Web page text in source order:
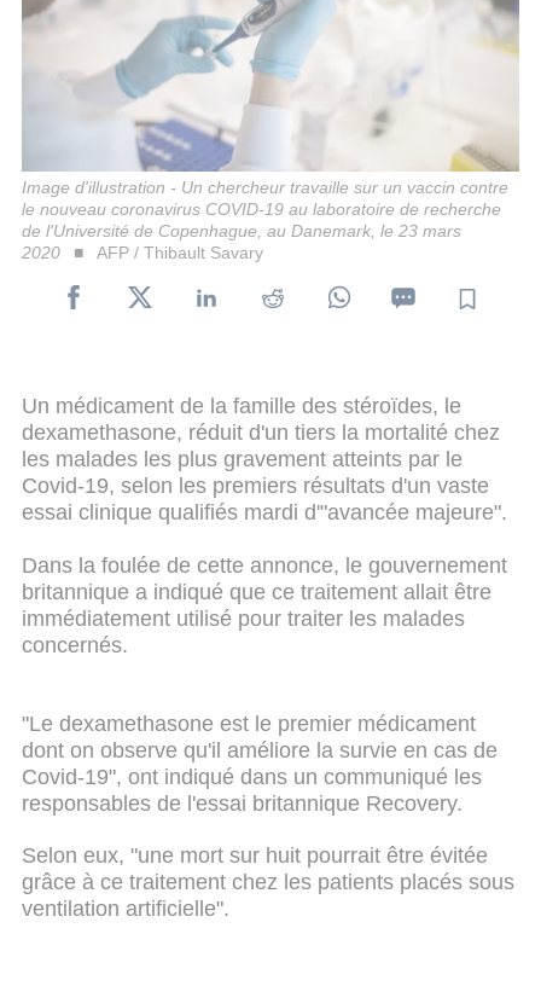
Image d'illustration - Un chercheur travaille sur un vaccin contre
le nouveau coronavirus COVID-19 au laboratoire de recherche
de l'Université de Copenhague, au Danemark, le 23 mars
2020
AFP / Thibault Savary
Un médicament de la famille des stéroïdes, le
dexamethasone, réduit d'un tiers la mortalité chez
les malades les plus gravement atteints par le
Covid-19, selon les premiers résultats d'un vaste
essai clinique qualifiés mardi d'"avancée majeure".
Dans la foulée de cette annonce, le gouvernement
britannique a indiqué que ce traitement allait être
immédiatement utilisé pour traiter les malades
concernés.
"Le dexamethasone est le premier médicament
dont on observe qu'il améliore la survie en cas de
Covid-19", ont indiqué dans un communiqué les
responsables de l'essai britannique Recovery.
Selon eux, "une mort sur huit pourrait être évitée
grâce à ce traitement chez les patients placés sous
ventilation artificielle".